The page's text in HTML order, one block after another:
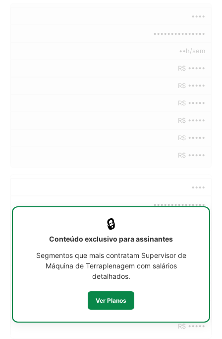
••••
•••••••••••••••
••h/sem
R$ •••••
R$ •••••
R$ •••••
R$ •••••
R$ •••••
R$ •••••
••••
•••••••••••••••
R$ •••••
R$ •••••
🔒
Conteúdo exclusivo para assinantes
Segmentos que mais contratam Supervisor de
Máquina de Terraplenagem com salários
detalhados.
Ver Planos